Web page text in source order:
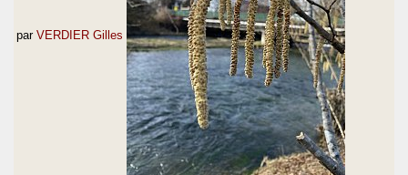
par VERDIER Gilles